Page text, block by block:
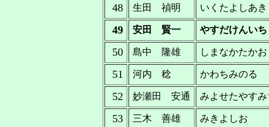
48 生田 禎明 いくたよしあき
49 安田 賢一 やすだけんいち
50 島中 隆雄 しまなかたかお
51 河内 稔 かわちみのる
52 妙瀬田 安通 みよせたやすみ
53 三木 善雄 みきよしお